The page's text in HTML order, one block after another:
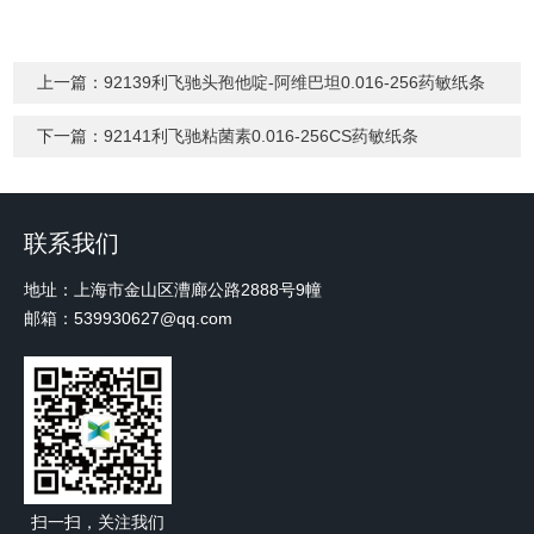
上一篇：92139利飞驰头孢他啶-阿维巴坦0.016-256药敏纸条
下一篇：92141利飞驰粘菌素0.016-256CS药敏纸条
联系我们
地址：上海市金山区漕廊公路2888号9幢
邮箱：539930627@qq.com
扫一扫，关注我们